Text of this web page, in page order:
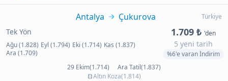
Türkiye
Antalya Çukurova
Tek Yön
Ağu (1.828) Eyl (1.794) Eki (1.714) Kas (1.837)
Ara (1.709)
1.709 ₺ 'den
5 yeni tarih
%6'e varan İndirim
29 Ekim(1.714)
Ara Tatil(1.837)
Altın Koza(1.814)